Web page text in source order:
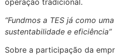
“Fundmos a TES já como
sustentabilidade e eficiência”
Sobre a participação da